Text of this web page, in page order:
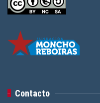
Contacto